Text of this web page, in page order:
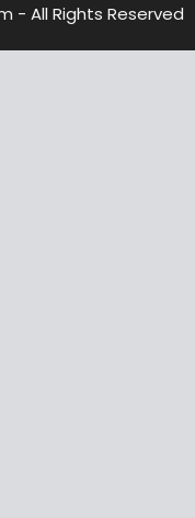
- All Rights Reserved